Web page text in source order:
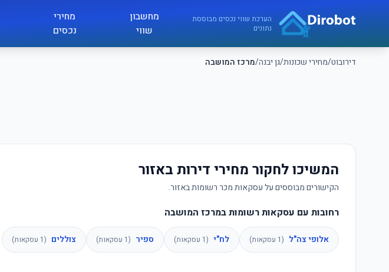
דירובוט/מחירי שכונות/גן יבנה/מרכז המושבה
דירובוט
הערכת שווי נכסים מבוססת
נתונים
מחשבון
שווי
מחירי
נכסים
המשיכו לחקור מחירי דירות באזור
הקישורים מבוססים על עסקאות מכר רשומות באזור.
רחובות עם עסקאות רשומות במרכז המושבה
אלופי צה"ל (
1 עסקאות) לח"י (
1 עסקאות) ספיר (
1 עסקאות) צוללים (
1 עסקאות)